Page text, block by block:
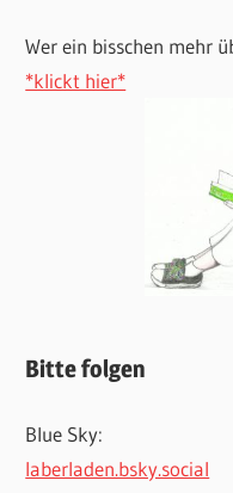
Wer ein bisschen mehr
*klickt hier*
Bitte folgen
Blue Sky:
laberladen.bsky.social